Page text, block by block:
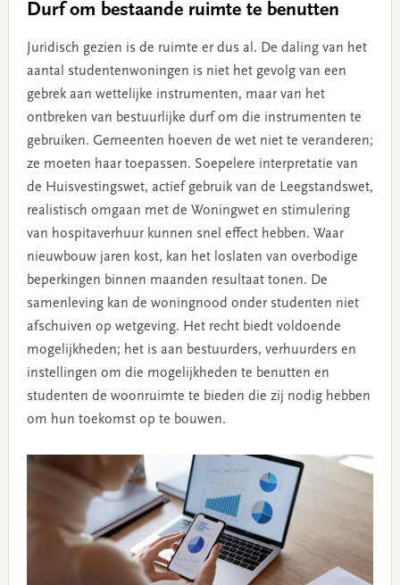
Durf om bestaande ruimte te benutten
Juridisch gezien is de ruimte er dus al. De daling van het
aantal studentenwoningen is niet het gevolg van een
gebrek aan wettelijke instrumenten, maar van het
ontbreken van bestuurlijke durf om die instrumenten te
gebruiken. Gemeenten hoeven de wet niet te veranderen;
ze moeten haar toepassen. Soepelere interpretatie van
de Huisvestingswet, actief gebruik van de Leegstandswet,
realistisch omgaan met de Woningwet en stimulering
van hospitaverhuur kunnen snel effect hebben. Waar
nieuwbouw jaren kost, kan het loslaten van overbodige
beperkingen binnen maanden resultaat tonen. De
samenleving kan de woningnood onder studenten niet
afschuiven op wetgeving. Het recht biedt voldoende
mogelijkheden; het is aan bestuurders, verhuurders en
instellingen om die mogelijkheden te benutten en
studenten de woonruimte te bieden die zij nodig hebben
om hun toekomst op te bouwen.